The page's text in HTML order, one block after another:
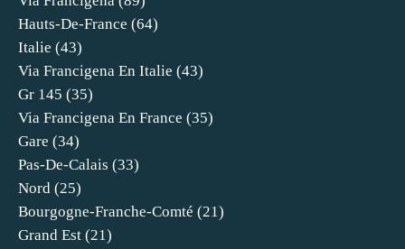
Hauts-De-France (64)
Italie (43)
Via Francigena En Italie (43)
Gr 145 (35)
Via Francigena En France (35)
Gare (34)
Pas-De-Calais (33)
Nord (25)
Bourgogne-Franche-Comté (21)
Grand Est (21)